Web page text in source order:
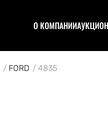
О КОМПАНИИ
FORD 4835